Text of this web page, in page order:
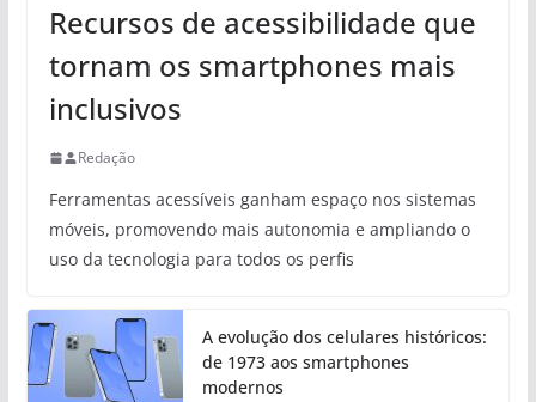
Recursos de acessibilidade que
tornam os smartphones mais
inclusivos
Redação
Ferramentas acessíveis ganham espaço nos sistemas
móveis, promovendo mais autonomia e ampliando o
uso da tecnologia para todos os perfis
A evolução dos celulares históricos:
de 1973 aos smartphones
modernos